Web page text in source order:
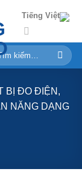
Tiếng Việt
BỊ ĐO ĐIỆN,
NĂNG DẠNG